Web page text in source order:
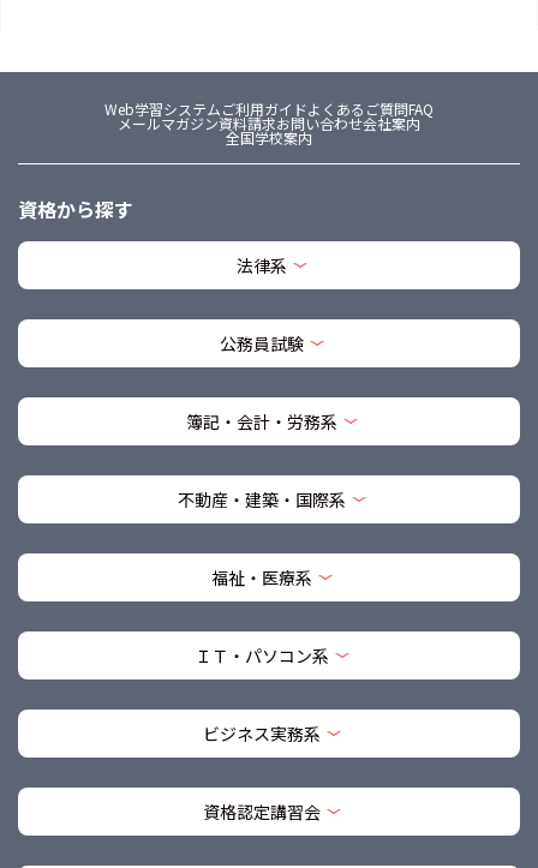
Web学習システムご利用ガイドよくあるご質問FAQ
メールマガジン資料請求お問い合わせ会社案内
全国学校案内
資格から探す
法律系
公務員試験
簿記・会計・労務系
不動産・建築・国際系
福祉・医療系
ＩＴ・パソコン系
ビジネス実務系
資格認定講習会